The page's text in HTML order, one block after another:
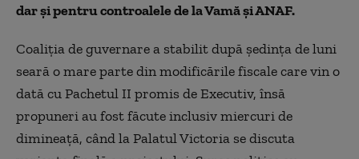
dar și pentru controalele de la Vamă și ANAF.
Coaliția de guvernare a stabilit după ședința de luni
seară o mare parte din modificările fiscale care vin o
dată cu Pachetul II promis de Executiv, însă
propuneri au fost făcute inclusiv miercuri de
dimineață, când la Palatul Victoria se discuta